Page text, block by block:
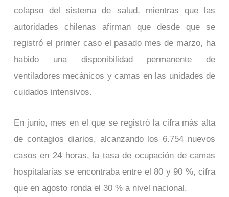
colapso del sistema de salud, mientras que las
autoridades chilenas afirman que desde que se
registró el primer caso el pasado mes de marzo, ha
habido una disponibilidad permanente de
ventiladores mecánicos y camas en las unidades de
cuidados intensivos.
En junio, mes en el que se registró la cifra más alta
de contagios diarios, alcanzando los 6.754 nuevos
casos en 24 horas, la tasa de ocupación de camas
hospitalarias se encontraba entre el 80 y 90 %, cifra
que en agosto ronda el 30 % a nivel nacional.